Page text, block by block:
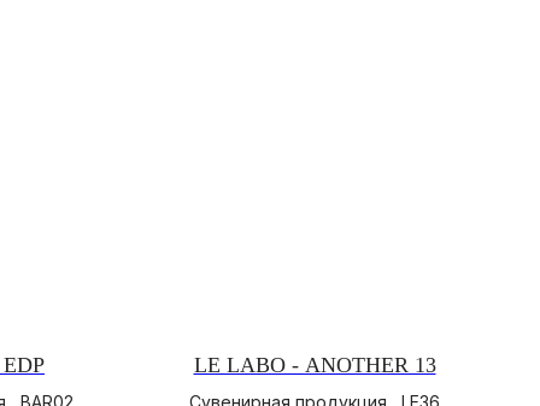
, BAR02
LE LABO - ANOTHER 13
Сувенирная продукция , LE36